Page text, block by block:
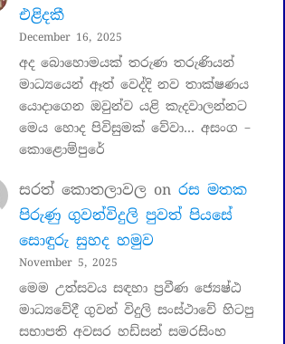
එළිදකී
December 16, 2025
අද බොහොමයක් තරුණ තරුණියන්
මාධ්‍යයෙන් ඈත් වෙද්දි නව තාක්ෂණය
යොදාගෙන ඔවුන්ව යළි කැදවාලන්නට
මෙය හොද පිවිසුමක් වේවා… අසංග –
කොළොම්පුරේ
සරත් කොතලාවලon රස මතක
පිරුණු ගුවන්විදුලි පුවත් පියසේ
සොඳුරු සුහද හමුව
November 5, 2025
මෙම උත්සවය සඳහා ප්‍රවීණ ජ්‍යෙෂ්ඨ
මාධ්‍යවේදී ගුවන් විදුලි සංස්ථාවේ හිටපු
සභාපති අවසර හඩ්සන් සමරසිංහ